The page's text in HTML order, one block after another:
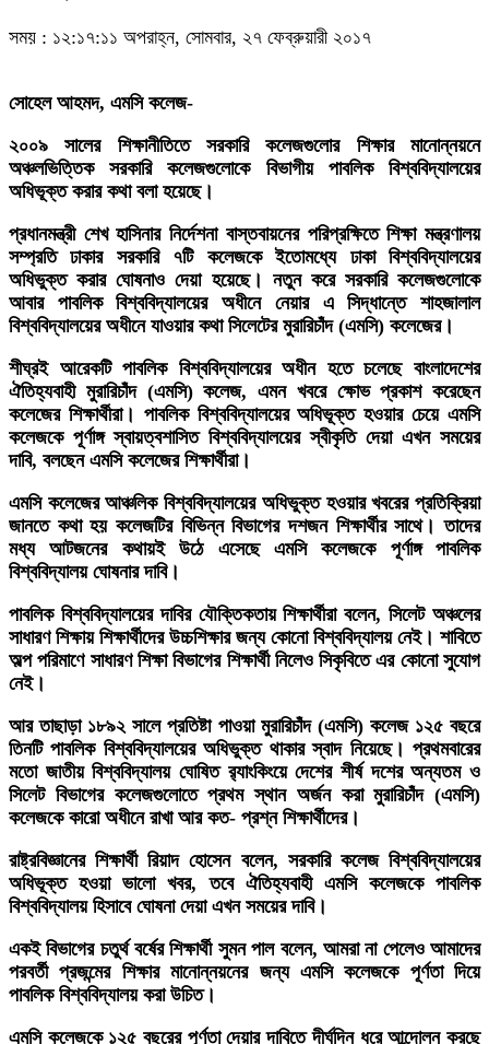
সময় : ১২:১৭:১১ অপরাহ্ন, সোমবার, ২৭ ফেব্রুয়ারী ২০১৭
সোহেল আহমদ, এমসি কলেজ-
২০০৯ সালের শিক্ষানীতিতে সরকারি কলেজগুলোর শিক্ষার মানোন্নয়নে
অঞ্চলভিত্তিক সরকারি কলেজগুলোকে বিভাগীয় পাবলিক বিশ্ববিদ্যালয়ের
অধিভূক্ত করার কথা বলা হয়েছে।
প্রধানমন্ত্রী শেখ হাসিনার নির্দেশনা বাস্তবায়নের পরিপ্রক্ষিতে শিক্ষা মন্ত্রণালয়
সম্প্রতি ঢাকার সরকারি ৭টি কলেজকে ইতোমধ্যে ঢাকা বিশ্ববিদ্যালয়ের
অধিভুক্ত করার ঘোষনাও দেয়া হয়েছে। নতুন করে সরকারি কলেজগুলোকে
আবার পাবলিক বিশ্ববিদ্যালয়ের অধীনে নেয়ার এ সিদ্ধান্তে শাহজালাল
বিশ্ববিদ্যালয়ের অধীনে যাওয়ার কথা সিলেটের মুরারিচাঁদ (এমসি) কলেজের।
শীঘ্রই আরেকটি পাবলিক বিশ্ববিদ্যালয়ের অধীন হতে চলেছে বাংলাদেশের
ঐতিহ্যবাহী মুরারিচাঁদ (এমসি) কলেজ, এমন খবরে ক্ষোভ প্রকাশ করেছেন
কলেজের শিক্ষার্থীরা। পাবলিক বিশ্ববিদ্যালয়ের অধিভূক্ত হওয়ার চেয়ে এমসি
কলেজকে পূর্ণাঙ্গ স্বায়ত্বশাসিত বিশ্ববিদ্যালয়ের স্বীকৃতি দেয়া এখন সময়ের
দাবি, বলছেন এমসি কলেজের শিক্ষার্থীরা।
এমসি কলেজের আঞ্চলিক বিশ্ববিদ্যালয়ের অধিভুক্ত হওয়ার খবরের প্রতিক্রিয়া
জানতে কথা হয় কলেজটির বিভিন্ন বিভাগের দশজন শিক্ষার্থীর সাথে। তাদের
মধ্য আটজনের কথায়ই উঠে এসেছে এমসি কলেজকে পূর্ণাঙ্গ পাবলিক
বিশ্ববিদ্যালয় ঘোষনার দাবি।
পাবলিক বিশ্ববিদ্যালয়ের দাবির যৌক্তিকতায় শিক্ষার্থীরা বলেন, সিলেট অঞ্চলের
সাধারণ শিক্ষায় শিক্ষার্থীদের উচ্চশিক্ষার জন্য কোনো বিশ্ববিদ্যালয় নেই। শাবিতে
অল্প পরিমাণে সাধারণ শিক্ষা বিভাগের শিক্ষার্থী নিলেও সিকৃবিতে এর কোনো সুযোগ
নেই।
আর তাছাড়া ১৮৯২ সালে প্রতিষ্টা পাওয়া মুরারিচাঁদ (এমসি) কলেজ ১২৫ বছরে
তিনটি পাবলিক বিশ্ববিদ্যালয়ের অধিভুক্ত থাকার স্বাদ নিয়েছে। প্রথমবারের
মতো জাতীয় বিশ্ববিদ্যালয় ঘোষিত র‍্যাংকিংয়ে দেশের শীর্ষ দশের অন্যতম ও
সিলেট বিভাগের কলেজগুলোতে প্রথম স্থান অর্জন করা মুরারিচাঁদ (এমসি)
কলেজকে কারো অধীনে রাখা আর কত- প্রশ্ন শিক্ষার্থীদের।
রাষ্ট্রবিজ্ঞানের শিক্ষার্থী রিয়াদ হোসেন বলেন, সরকারি কলেজ বিশ্ববিদ্যালয়ের
অধিভূক্ত হওয়া ভালো খবর, তবে ঐতিহ্যবাহী এমসি কলেজকে পাবলিক
বিশ্ববিদ্যালয় হিসাবে ঘোষনা দেয়া এখন সময়ের দাবি।
একই বিভাগের চতুর্থ বর্ষের শিক্ষার্থী সুমন পাল বলেন, আমরা না পেলেও আমাদের
পরবর্তী প্রজন্মের শিক্ষার মানোন্নয়নের জন্য এমসি কলেজকে পূর্ণতা দিয়ে
পাবলিক বিশ্ববিদ্যালয় করা উচিত।
এমসি কলেজকে ১২৫ বছরের পূর্ণতা দেয়ার দাবিতে দীর্ঘদিন ধরে আন্দোলন করছে